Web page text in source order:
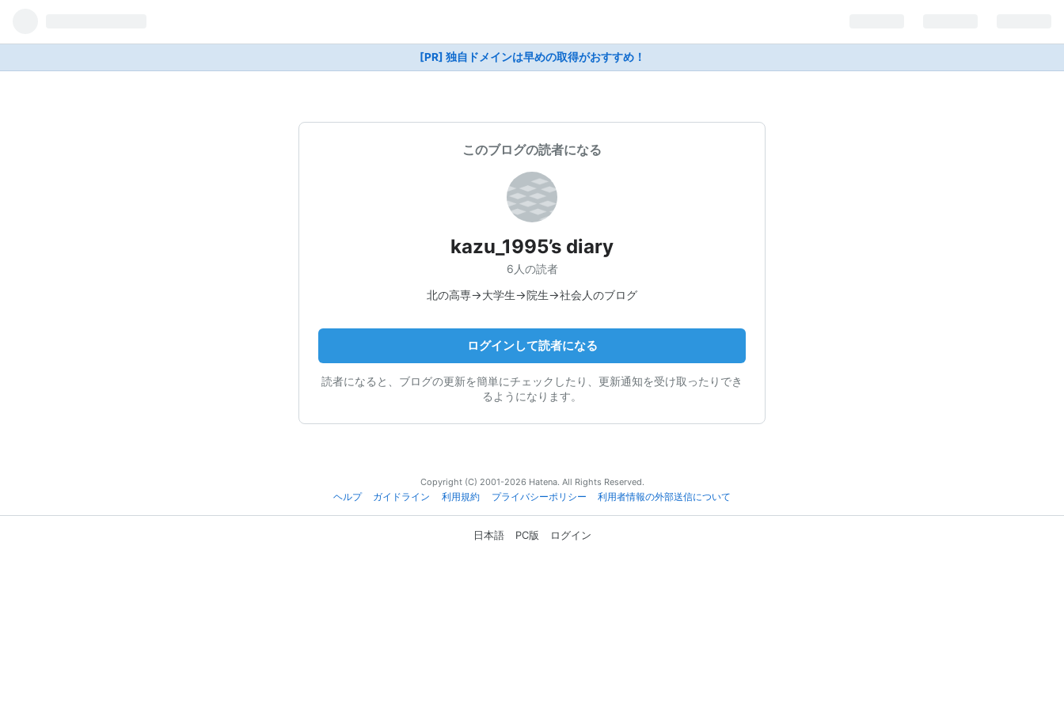
[PR] 独自ドメインは早めの取得がおすすめ！
このブログの読者になる
kazu_1995’s diary
6人の読者
北の高専→大学生→院生→社会人のブログ
ログインして読者になる
読者になると、ブログの更新を簡単にチェックしたり、更新通知を受け取ったりでき
るようになります。
Copyright (C) 2001-2026 Hatena. All Rights Reserved.
ヘルプ
ガイドライン 利用規約 プライバシーポリシー 利用者情報の外部送信について
日本語 PC版 ログイン